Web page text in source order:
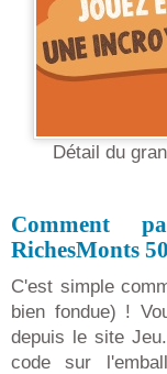
Détail du
Comment
RichesMonts
C'est simple
bien fondue) !
depuis le site
code sur